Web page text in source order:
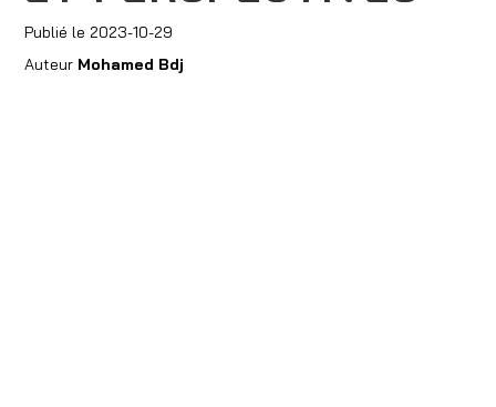
Publié le 2023-10-29
Auteur Mohamed Bdj